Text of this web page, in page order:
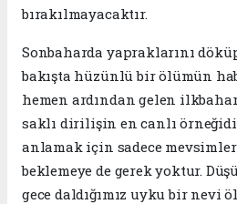
bırakılmayacaktır.
​Sonbaharda yapraklarını
bakışta hüzünlü bir ölümün
hemen ardından gelen
saklı dirilişin en canlı
anlamak için sadece
beklemeye de gerek yoktur.
gece daldığımız uyku bir nevi